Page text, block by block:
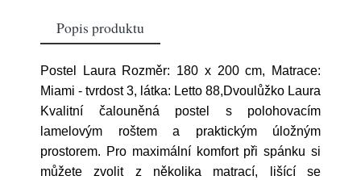
Popis produktu
Postel Laura Rozměr: 180 x 200 cm, Matrace:
Miami - tvrdost 3, látka: Letto 88,Dvoulůžko Laura
Kvalitní čalouněná postel s polohovacím
lamelovým roštem a praktickým úložným
prostorem. Pro maximální komfort při spánku si
můžete zvolit z několika matrací, lišící se